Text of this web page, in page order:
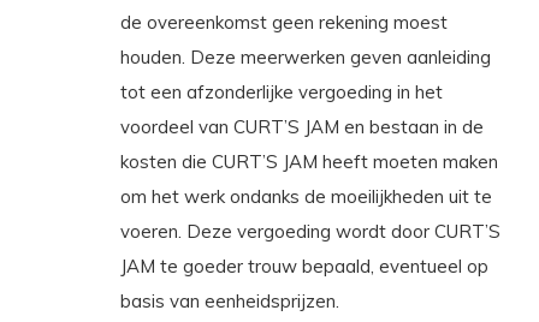
de overeenkomst geen rekening moest
houden. Deze meerwerken geven aanleiding
tot een afzonderlijke vergoeding in het
voordeel van CURT’S JAM en bestaan in de
kosten die CURT’S JAM heeft moeten maken
om het werk ondanks de moeilijkheden uit te
voeren. Deze vergoeding wordt door CURT’S
JAM te goeder trouw bepaald, eventueel op
basis van eenheidsprijzen.